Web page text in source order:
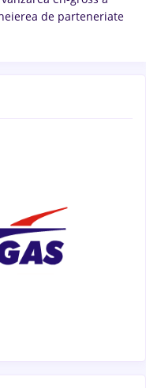
de parteneriate